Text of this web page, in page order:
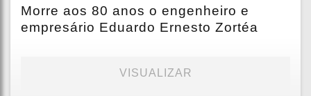
Morre aos 80 anos o engenheiro e
empresário Eduardo Ernesto Zortéa
VISUALIZAR